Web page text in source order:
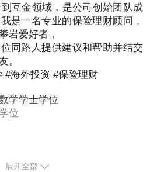
互金领域，是公司创始团队成
是一名专业的保险理财顾问，
岩爱好者，
同路人提供建议和帮助并结交
。
#海外投资 #保险理财
学学士学位
位
展开全部